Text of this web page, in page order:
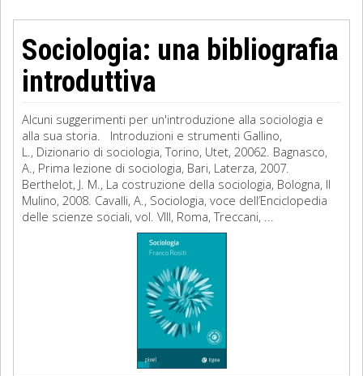
Sociologia: una bibliografia
introduttiva
Alcuni suggerimenti per un'introduzione alla sociologia e
alla sua storia. Introduzioni e strumenti Gallino,
L., Dizionario di sociologia, Torino, Utet, 20062. Bagnasco,
A., Prima lezione di sociologia, Bari, Laterza, 2007.
Berthelot, J. M., La costruzione della sociologia, Bologna, Il
Mulino, 2008. Cavalli, A., Sociologia, voce dell’Enciclopedia
delle scienze sociali, vol. VIII, Roma, Treccani, ...